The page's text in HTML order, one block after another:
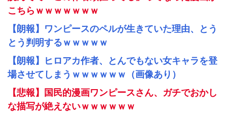
こちらｗｗｗｗｗｗｗ
【朗報】ワンピースのペルが生きていた理由、とう
とう判明するｗｗｗｗｗ
【朗報】ヒロアカ作者、とんでもない女キャラを登
場させてしまうｗｗｗｗｗｗ（画像あり）
【悲報】国民的漫画ワンピースさん、ガチでおかし
な描写が絶えないｗｗｗｗｗｗ